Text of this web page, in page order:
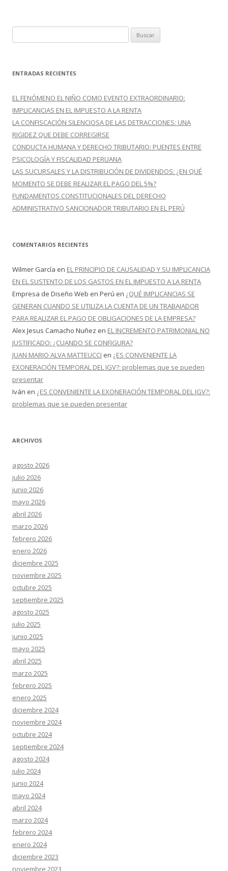
u
c
r
:
ENTRADAS RECIENTES
EL FENÓMENO EL NIÑO COMO EVENTO EXTRAORDINARIO:
IMPLICANCIAS EN EL IMPUESTO A LA RENTA
LA CONFISCACIÓN SILENCIOSA DE LAS DETRACCIONES: UNA
RIGIDEZ QUE DEBE CORREGIRSE
CONDUCTA HUMANA Y DERECHO TRIBUTARIO: PUENTES ENTRE
PSICOLOGÍA Y FISCALIDAD PERUANA
LAS SUCURSALES Y LA DISTRIBUCIÓN DE DIVIDENDOS: ¿EN QUÉ
MOMENTO SE DEBE REALIZAR EL PAGO DEL 5%?
FUNDAMENTOS CONSTITUCIONALES DEL DERECHO
ADMINISTRATIVO SANCIONADOR TRIBUTARIO EN EL PERÚ
COMENTARIOS RECIENTES
Wilmer García en EL PRINCIPIO DE CAUSALIDAD Y SU IMPLICANCIA
EN EL SUSTENTO DE LOS GASTOS EN EL IMPUESTO A LA RENTA
Empresa de Diseño Web en Perú en ¿QUÉ IMPLICANCIAS SE
GENERAN CUANDO SE UTILIZA LA CUENTA DE UN TRABAJADOR
PARA REALIZAR EL PAGO DE OBLIGACIONES DE LA EMPRESA?
Alex Jesus Camacho Nuñez en EL INCREMENTO PATRIMONIAL NO
JUSTIFICADO: ¿CUANDO SE CONFIGURA?
JUAN MARIO ALVA MATTEUCCI en ¿ES CONVENIENTE LA
EXONERACIÓN TEMPORAL DEL IGV?: problemas que se pueden
presentar
Iván en ¿ES CONVENIENTE LA EXONERACIÓN TEMPORAL DEL IGV?:
problemas que se pueden presentar
ARCHIVOS
agosto 2026
julio 2026
junio 2026
mayo 2026
abril 2026
marzo 2026
febrero 2026
enero 2026
diciembre 2025
noviembre 2025
octubre 2025
septiembre 2025
agosto 2025
julio 2025
junio 2025
mayo 2025
abril 2025
marzo 2025
febrero 2025
enero 2025
diciembre 2024
noviembre 2024
octubre 2024
septiembre 2024
agosto 2024
julio 2024
junio 2024
mayo 2024
abril 2024
marzo 2024
febrero 2024
enero 2024
diciembre 2023
noviembre 2023